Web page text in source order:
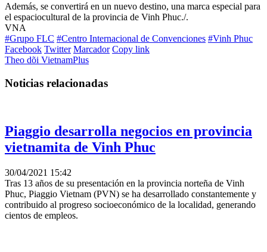
Además, se convertirá en un nuevo destino, una marca especial para
el espaciocultural de la provincia de Vinh Phuc./.
VNA
#Grupo FLC #Centro Internacional de Convenciones #Vinh Phuc
Facebook Twitter Marcador Copy link
Theo dõi VietnamPlus
Noticias relacionadas
Piaggio desarrolla negocios en provincia
vietnamita de Vinh Phuc
30/04/2021 15:42
Tras 13 años de su presentación en la provincia norteña de Vinh
Phuc, Piaggio Vietnam (PVN) se ha desarrollado constantemente y
contribuido al progreso socioeconómico de la localidad, generando
cientos de empleos.